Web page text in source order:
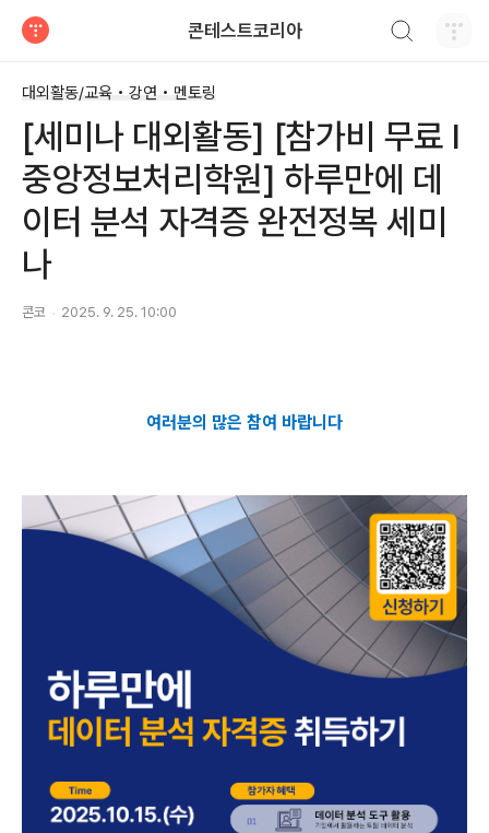
콘테스트코리아
대외활동/교육 • 강연 • 멘토링
[세미나 대외활동] [참가비 무료 I
중앙정보처리학원] 하루만에 데
이터 분석 자격증 완전정복 세미
나
콘코 2025. 9. 25. 10:00
여러분의 많은 참여 바랍니다